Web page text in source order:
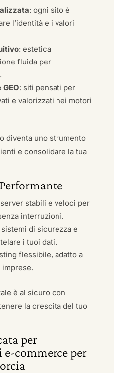
: ogni sito è
l’identità e i valori
: estetica
fluida per
: siti pensati per
e valorizzati nei motori
diventa uno strumento
e consolidare la tua
stabili e veloci per
interruzioni.
sistemi di sicurezza e
i tuoi dati.
flessibile, adatto a
imprese.
è al sicuro con
la crescita del tuo
per
e-commerce per